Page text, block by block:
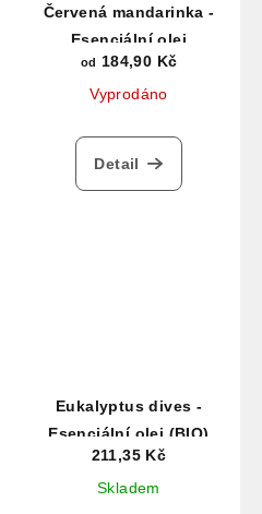
Červená mandarinka -
Esenciální olej
od 184,90 Kč
Vyprodáno
Detail
Eukalyptus dives -
Esenciální olej (BIO)
211,35 Kč
Skladem